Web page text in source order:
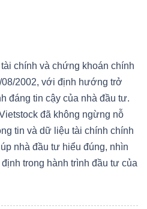
chính và chứng khoán chính
2002, với định hướng trở
đáng tin cậy của nhà đầu tư.
đã không ngừng nỗ
tin và dữ liệu tài chính chính
nhà đầu tư hiểu đúng, nhìn
trong hành trình đầu tư của